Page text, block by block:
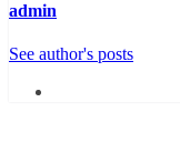
admin
See author's posts